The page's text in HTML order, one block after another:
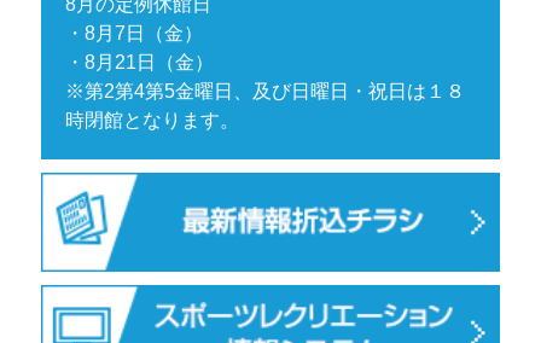
・8月7日（金）
・8月21日（金）
※第2第4第5金曜日、及び日曜日・祝日は１８
時閉館となります。